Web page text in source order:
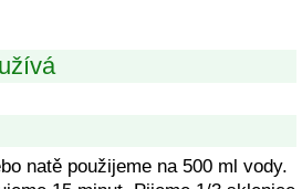
natě použijeme na 500 ml vody.